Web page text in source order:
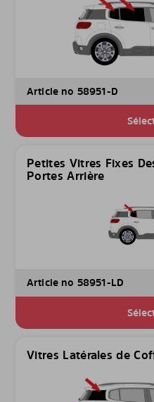
Article no 58951-D
Petites Vitres Fixes
Portes Arrière
Article no 58951-LD
Vitres Latérales de